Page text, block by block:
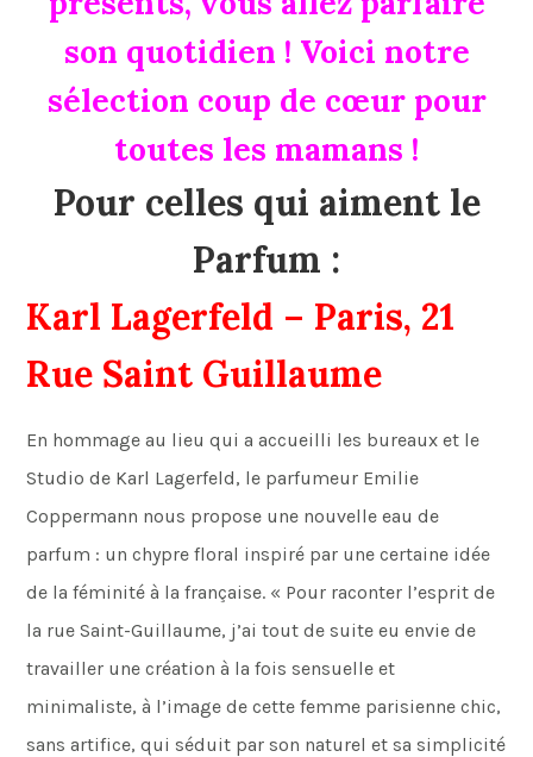
son quotidien ! Voici notre
sélection coup de cœur pour
toutes les mamans !
Pour celles qui aiment le
Parfum :
Karl Lagerfeld – Paris, 21
Rue Saint Guillaume
En hommage au lieu qui a accueilli les bureaux et le
Studio de Karl Lagerfeld, le parfumeur Emilie
Coppermann nous propose une nouvelle eau de
parfum : un chypre floral inspiré par une certaine idée
de la féminité à la française. « Pour raconter l’esprit de
la rue Saint-Guillaume, j’ai tout de suite eu envie de
travailler une création à la fois sensuelle et
minimaliste, à l’image de cette femme parisienne chic,
sans artifice, qui séduit par son naturel et sa simplicité